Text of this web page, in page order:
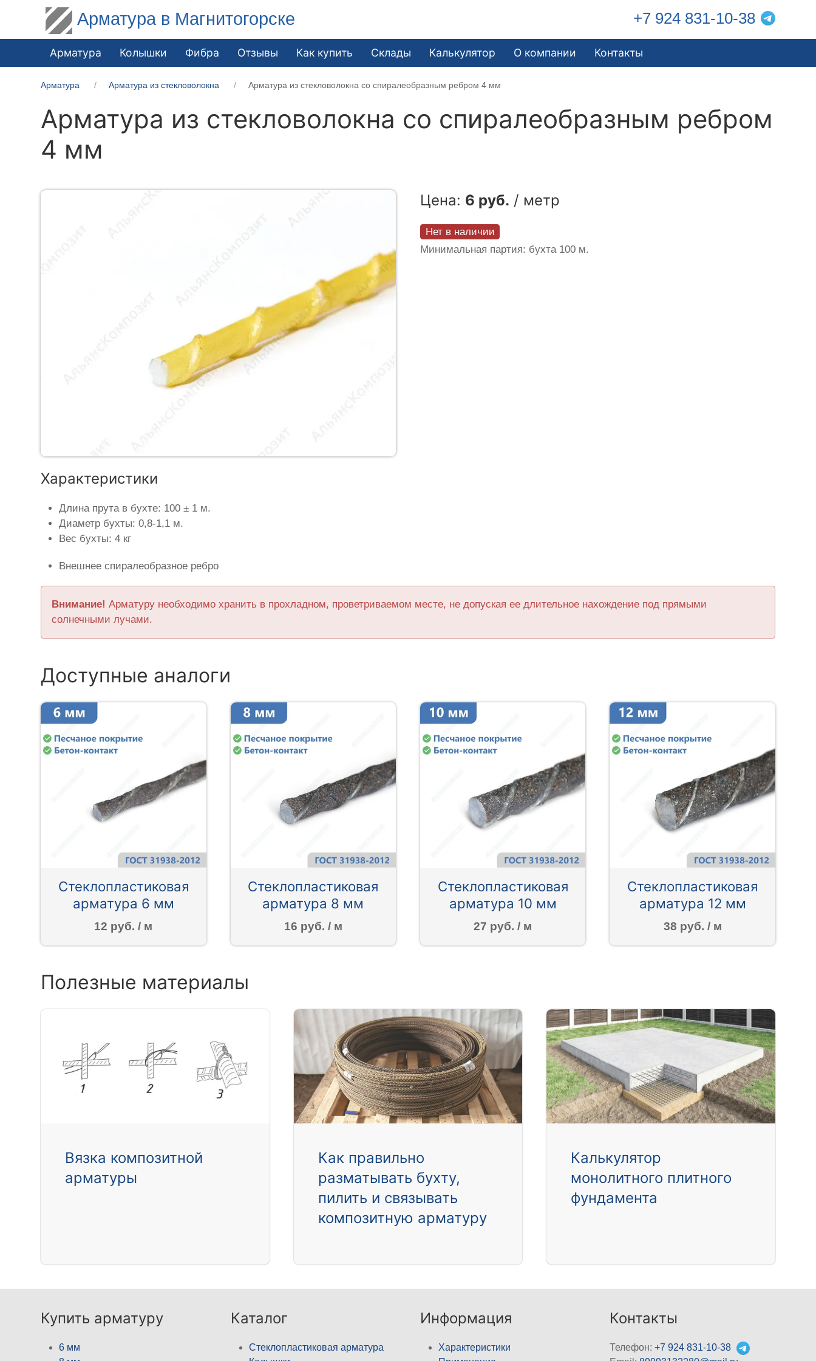
Арматура в Магнитогорске +7 924 831-10-38
Арматура Колышки Фибра Отзывы Как купить Склады Калькулятор О компании Контакты
Арматура Арматура из стекловолокна Арматура из стекловолокна со спиралеобразным ребром 4 мм
Арматура из стекловолокна со спиралеобразным ребром
4 мм
Цена: 6 руб. / метр
Нет в наличии
Минимальная партия: бухта 100 м.
Характеристики
Длина прута в бухте: 100 ± 1 м.
Диаметр бухты: 0,8-1,1 м.
Вес бухты: 4 кг
Внешнее спиралеобразное ребро
Внимание! Арматуру необходимо хранить в прохладном, проветриваемом месте, не допуская ее длительное нахождение под прямыми
солнечными лучами.
Доступные аналоги
Стеклопластиковая
арматура 6 мм
12 руб. / м
Стеклопластиковая
арматура 8 мм
16 руб. / м
Стеклопластиковая
арматура 10 мм
27 руб. / м
Стеклопластиковая
арматура 12 мм
38 руб. / м
Полезные материалы
Вязка композитной
арматуры
Как правильно
разматывать бухту,
пилить и связывать
композитную арматуру
Калькулятор
монолитного плитного
фундамента
Купить арматуру
6 мм
Каталог
Стеклопластиковая арматура
Информация
Характеристики
Контакты
Телефон:+7 924 831-10-38